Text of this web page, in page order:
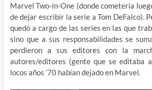
Marvel Two-in-One (donde cometería
de dejar escribir la serie a Tom DeFalco).
quedó a cargo de las series en las que
sino que a sus responsabilidades se
perdieron a sus editores con la
autores/editores (gente que se editaba
locos años ’70 habían dejado en Marvel.